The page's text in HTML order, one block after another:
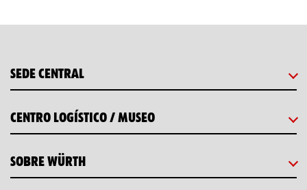
SEDE CENTRAL
CENTRO LOGÍSTICO / MUSEO
SOBRE WÜRTH